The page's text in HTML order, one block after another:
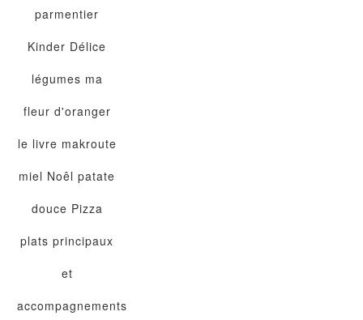
parmentier
Kinder Délice
légumes ma
fleur d'oranger
le livre makroute
miel Noêl patate
douce Pizza
plats principaux
et
accompagnements